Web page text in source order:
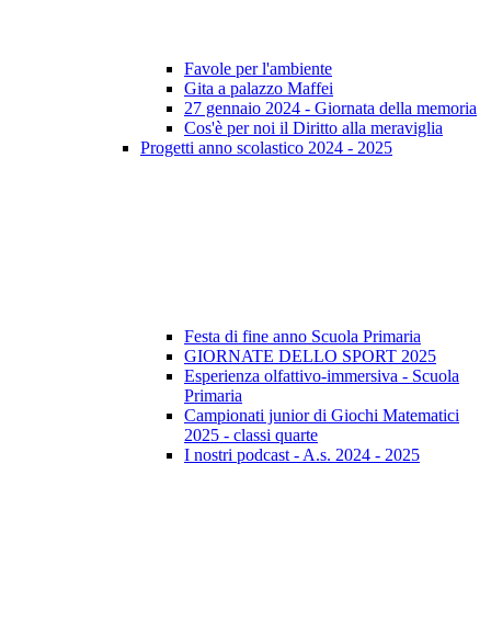
Favole per l'ambiente
Gita a palazzo Maffei
27 gennaio 2024 - Giornata della memoria
Cos'è per noi il Diritto alla meraviglia
Progetti anno scolastico 2024 - 2025
Festa di fine anno Scuola Primaria
GIORNATE DELLO SPORT 2025
Esperienza olfattivo-immersiva - Scuola
Primaria
Campionati junior di Giochi Matematici
2025 - classi quarte
I nostri podcast - A.s. 2024 - 2025